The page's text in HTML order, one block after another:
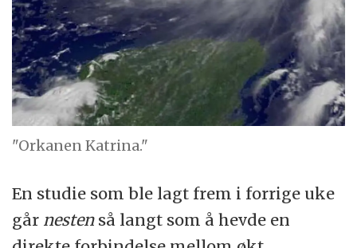
"Orkanen Katrina."
En studie som ble lagt frem i forrige uke
går nestenså langt som å hevde en